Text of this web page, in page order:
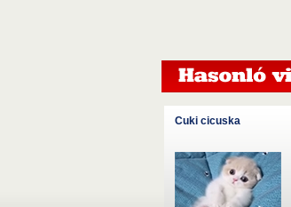
Cuki cicuska